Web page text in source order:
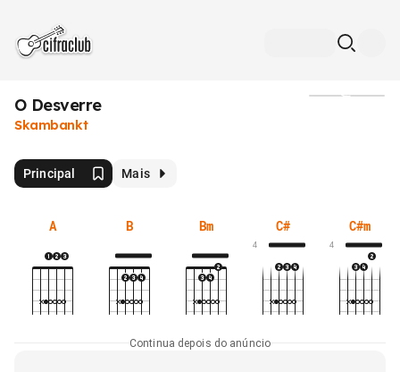
O Desverre
Skambankt
Principal Mais
A B Bm C#
4
C#m
4
Continua depois do anúncio